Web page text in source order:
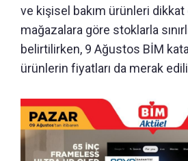
ve kişisel bakım ürünleri
mağazalara göre stoklarla
belirtilirken, 9 Ağustos BİM
ürünlerin fiyatları da merak